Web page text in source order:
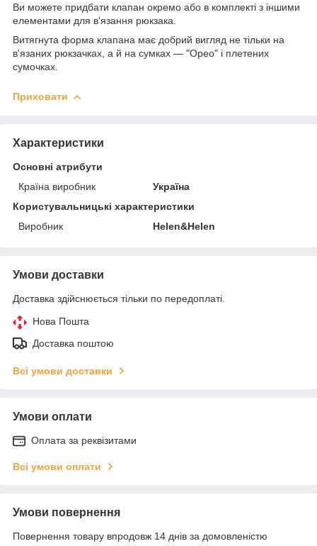
Ви можете придбати клапан окремо або в комплекті з іншими
елементами для в'язання рюкзака.
Витягнута форма клапана має добрий вигляд не тільки на
в'язаних рюкзачках, а й на сумках — "Орео" і плетених
сумочках.
Приховати
Характеристики
Основні атрибути
Країна виробник
Україна
Користувальницькі характеристики
Виробник
Helen&Helen
Умови доставки
Доставка здійснюється тільки по передоплаті.
Нова Пошта
Доставка поштою
Всі умови доставки
Умови оплати
Оплата за реквізитами
Всі умови оплати
Умови повернення
Повернення товару впродовж 14 днів за домовленістю